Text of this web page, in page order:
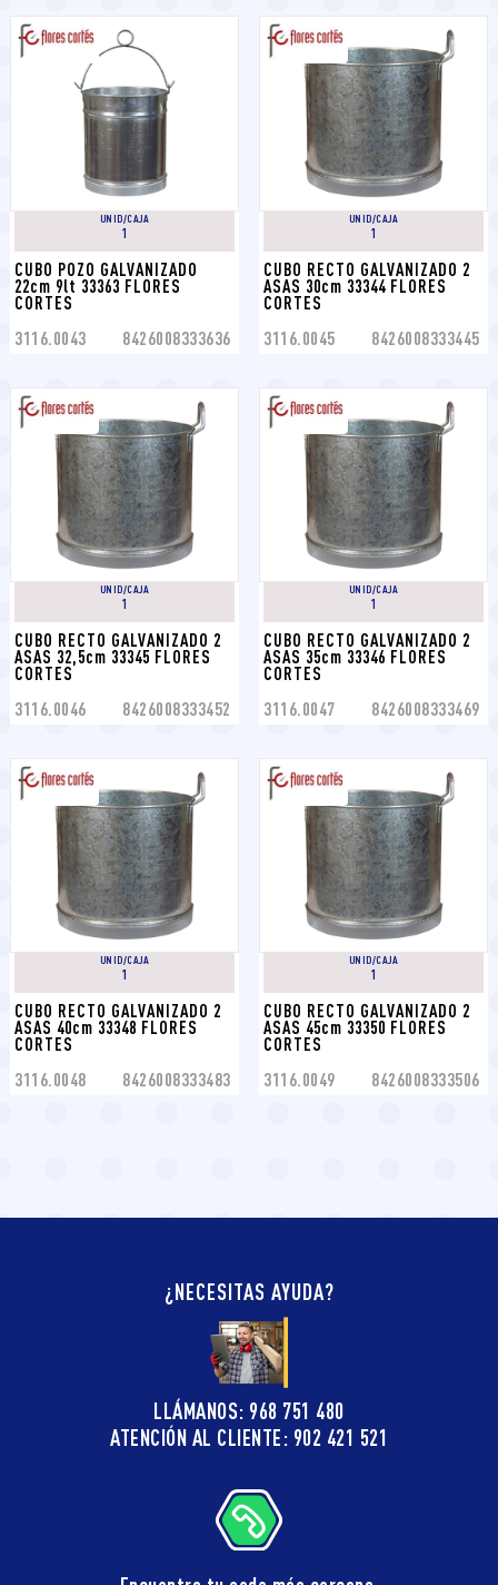
UNID/CAJA
1
CUBO POZO GALVANIZADO
22cm 9lt 33363 FLORES
CORTES
3116.0043 8426008333636
UNID/CAJA
1
CUBO RECTO GALVANIZADO 2
ASAS 30cm 33344 FLORES
CORTES
3116.0045 8426008333445
UNID/CAJA
1
CUBO RECTO GALVANIZADO 2
ASAS 32,5cm 33345 FLORES
CORTES
3116.0046 8426008333452
UNID/CAJA
1
CUBO RECTO GALVANIZADO 2
ASAS 35cm 33346 FLORES
CORTES
3116.0047 8426008333469
UNID/CAJA
1
CUBO RECTO GALVANIZADO 2
ASAS 40cm 33348 FLORES
CORTES
3116.0048 8426008333483
UNID/CAJA
1
CUBO RECTO GALVANIZADO 2
ASAS 45cm 33350 FLORES
CORTES
3116.0049 8426008333506
¿NECESITAS AYUDA?
LLÁMANOS: 968 751 480
ATENCIÓN AL CLIENTE: 902 421 521